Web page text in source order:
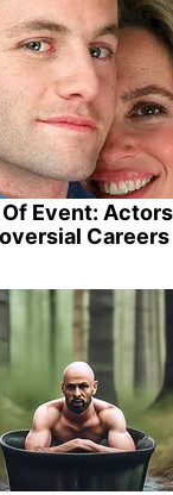
Event:
Careers